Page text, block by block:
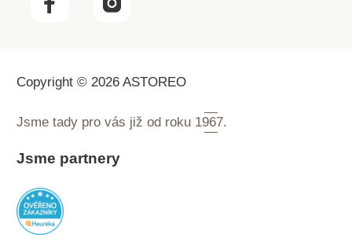
Copyright © 2026 ASTOREO
Jsme tady pro vás již od roku 1967.
Jsme partnery